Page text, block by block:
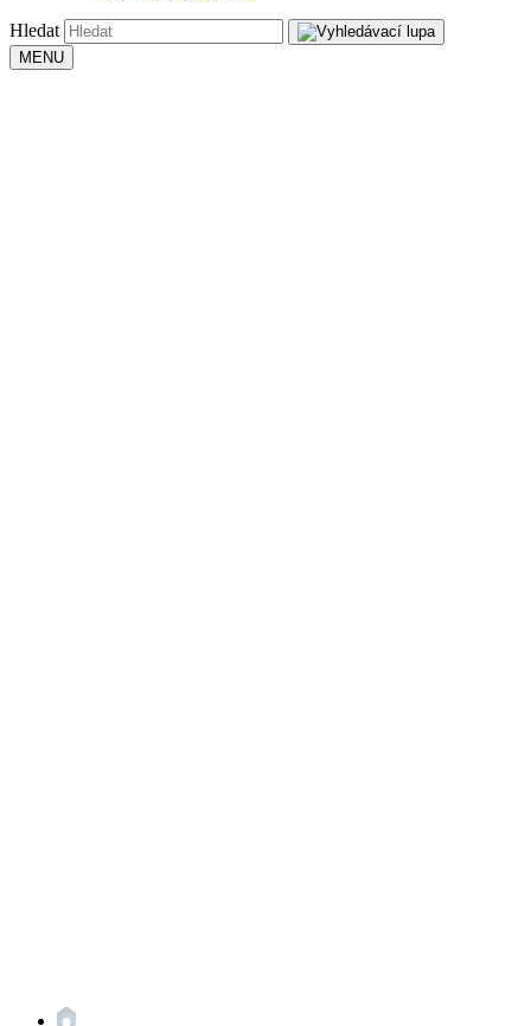
Hledat
MENU